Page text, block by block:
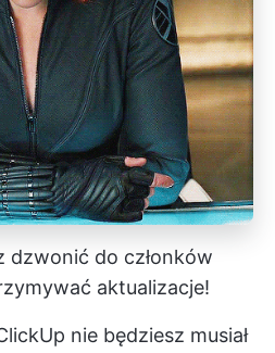
dzwonić do członków
aktualizacje!
nie będziesz musiał